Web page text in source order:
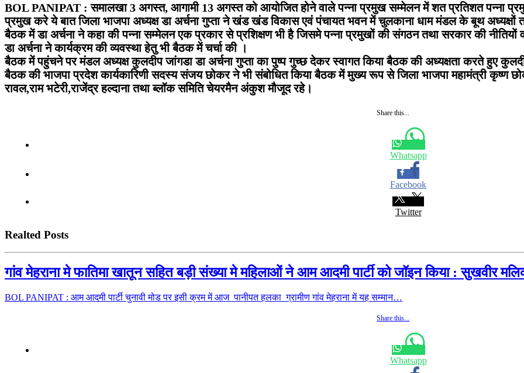
BOL PANIPAT : समालखा 3 अगस्त, आगामी 13 अगस्त को आयोजित होने वाले पन्ना प्रमुख सम्मेलन में शत प्रतिशत पन्ना
प्रमुख करे ये बात जिला भाजपा अध्यक्ष डा अर्चना गुप्ता ने खंड खंड विकास एवं पंचायत भवन में चुलकाना धाम मंडल के बूथ
बैठक में डा अर्चना ने कहा की पन्ना सम्मेलन एक प्रकार से प्रशिक्षण भी है जिसमे पन्ना प्रमुखों की संगठन तथा सरकार की नीतियों
डा अर्चना ने कार्यक्रम की व्यवस्था हेतु भी बैठक में चर्चा की ।
बैठक में पहुंचने पर मंडल अध्यक्ष कुलदीप जांगडा डा अर्चना गुप्ता का पुष्प गुच्छ देकर स्वागत किया बैठक की अध्यक्षता करते हुए
बैठक की भाजपा प्रदेश कार्यकारिणी सदस्य संजय छोकर ने भी संबोधित किया बैठक में मुख्य रूप से जिला भाजपा महामंत्री कृष्ण
रावल,राम भटेरी,राजेंद्र हल्दाना तथा ब्लॉक समिति चेयरमैन अंकुश मौजूद रहे।
Share this...
Whatsapp
Facebook
Twitter
Realted Posts
गांव मेहराना मे फातिमा खातून सहित बड़ी संख्या मे महिलाओं ने आम आदमी पार्टी को जॉइन किया : सुखवीर
BOL PANIPAT : आम आदमी पार्टी चुनावी मोड पर इसी क्रम में आज पानीपत हलका ग्रामीण गांव मेहराना में यह सम्मान…
Share this...
Whatsapp